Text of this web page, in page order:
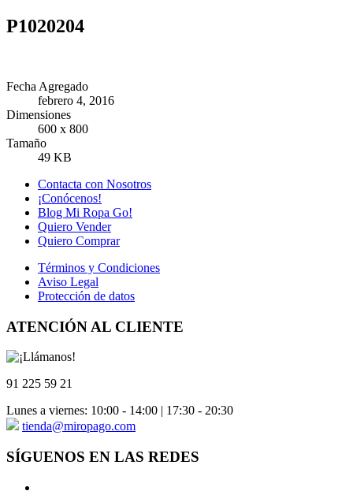
P1020204
Fecha Agregado
febrero 4, 2016
Dimensiones
600 x 800
Tamaño
49 KB
Contacta con Nosotros
¡Conócenos!
Blog Mi Ropa Go!
Quiero Vender
Quiero Comprar
Términos y Condiciones
Aviso Legal
Protección de datos
ATENCIÓN AL CLIENTE
91 225 59 21
Lunes a viernes: 10:00 - 14:00 | 17:30 - 20:30
tienda@miropago.com
SÍGUENOS EN LAS REDES